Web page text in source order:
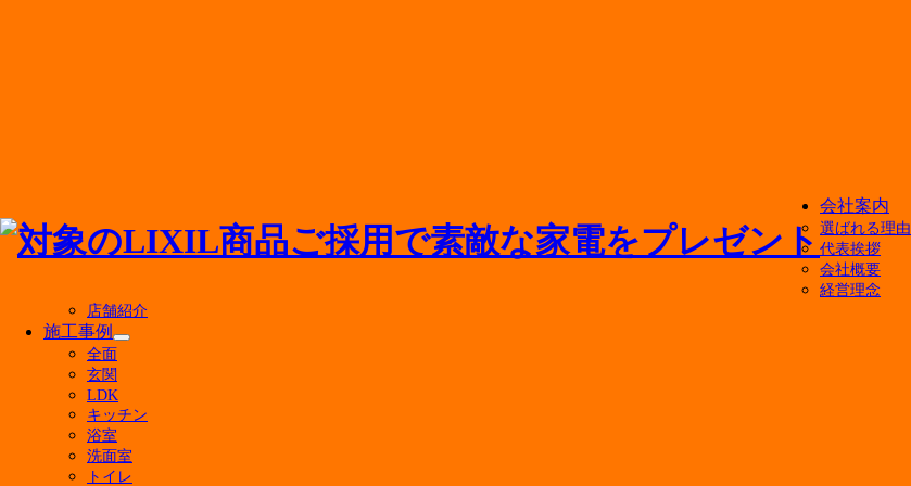
会社案内
選ばれる理由
代表挨拶
会社概要
経営理念
店舗紹介
施工事例
サ
ュ
を
展
全面
玄関
LDK
キッチン
浴室
洗面室
トイレ
メニューを閉じる
アドバンス・リフドについて
選ばれる理由
会社案内
代表挨拶